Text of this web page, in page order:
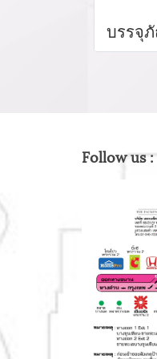
Follow us :